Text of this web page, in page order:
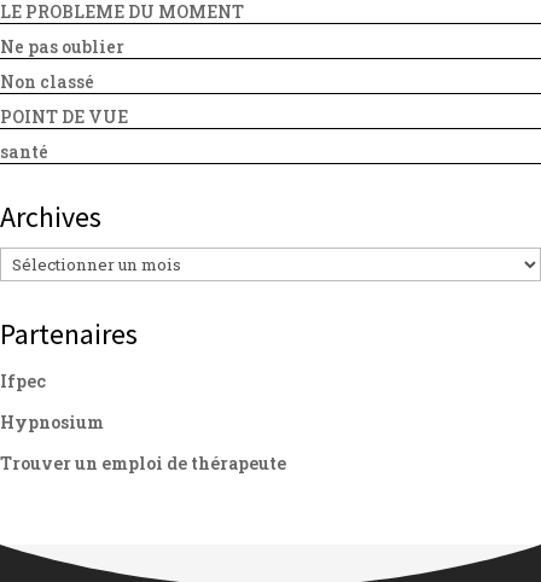
LE PROBLEME DU MOMENT
Ne pas oublier
Non classé
POINT DE VUE
santé
Archives
Archives
Partenaires
Ifpec
Hypnosium
Trouver un emploi de thérapeute